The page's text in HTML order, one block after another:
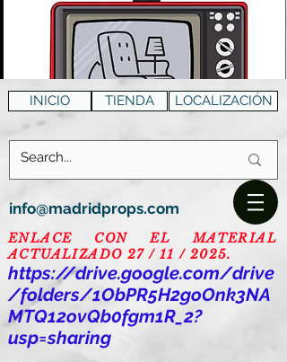
INICIO TIENDA LOCALIZACIÓN
info@madridprops.com
ENLACE CON EL MATERIAL
ACTUALIZADO 27 / 11 / 2025.
https://drive.google.com/drive
/folders/1ObPR5H2goOnk3NA
MTQ12ovQb0fgm1R_2?
usp=sharing